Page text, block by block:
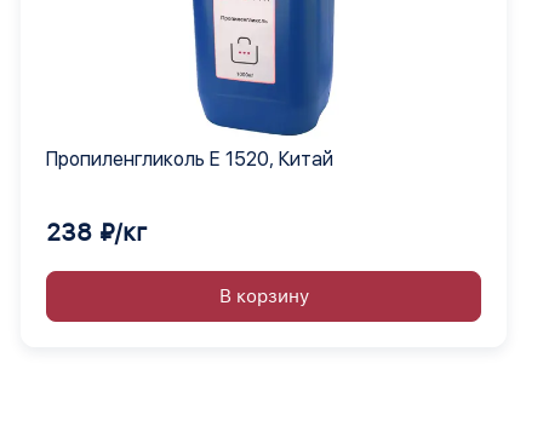
Пропиленгликоль Е 1520, Китай
238 ₽/кг
В корзину